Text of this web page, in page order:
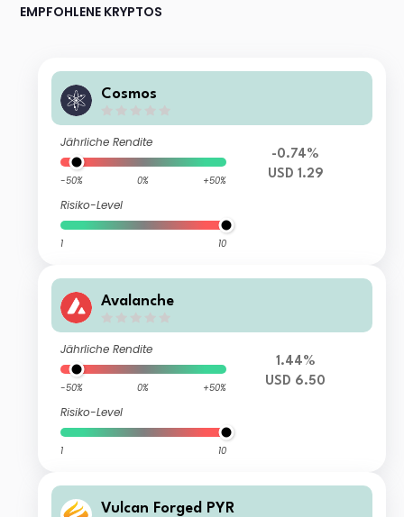
EMPFOHLENE KRYPTOS
Cosmos
Jährliche Rendite
-50% 0% +50%
Risiko-Level
1 10
-0.74%
USD 1.29
Avalanche
Jährliche Rendite
-50% 0% +50%
Risiko-Level
1 10
1.44%
USD 6.50
Vulcan Forged PYR